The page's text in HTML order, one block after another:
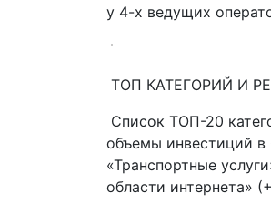
у 4-х ведущих
ТОП КАТЕГОРИЙ И
Список ТОП-20
объемы инвестиций в
«Транспортные
области интернета»